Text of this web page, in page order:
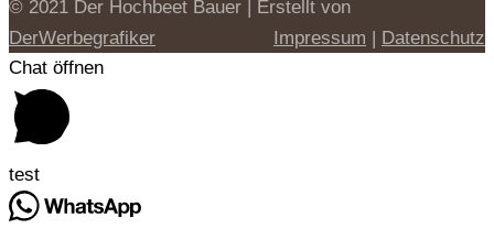
© 2021 Der Hochbeet Bauer | Erstellt von
DerWerbegrafiker
Impressum | Datenschutz
Chat öffnen
test